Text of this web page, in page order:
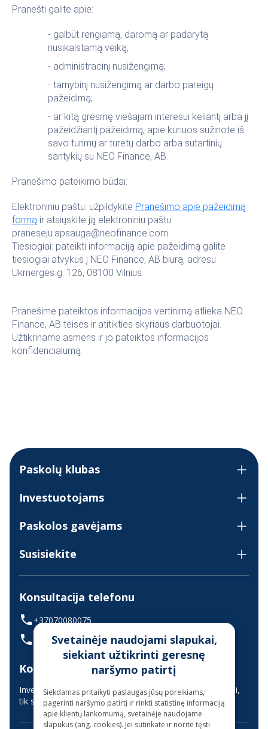
Pranešti galite apie:
- galbūt rengiamą, daromą ar padarytą
nusikalstamą veiką;
- administracinį nusižengimą;
- tarnybinį nusižengimą ar darbo pareigų
pažeidimą;
- ar kitą grėsmę viešajam interesui keliantį arba jį
pažeidžiantį pažeidimą, apie kuriuos sužinote iš
savo turimų ar turėtų darbo arba sutartinių
santykių su NEO Finance, AB.
Pranešimo pateikimo būdai:
Elektroniniu paštu: užpildykite Pranešimo apie pažeidimą
formą ir atsiųskite ją elektroniniu paštu
praneseju.apsauga@neofinance.com
Tiesiogiai: pateikti informaciją apie pažeidimą galite
tiesiogiai atvykus į NEO Finance, AB biurą, adresu
Ukmergės g. 126, 08100 Vilnius.
Pranešime pateiktos informacijos vertinimą atlieka NEO
Finance, AB teisės ir atitikties skyriaus darbuotojai.
Užtikriname asmens ir jo pateiktos informacijos
konfidencialumą.
Paskolų klubas
Investuotojams
Paskolos gavėjams
Susisiekite
Konsultacija telefonu
+37070080075
(skambinant iš užsienio +37068700300)
Konsultavimas gyvai
Investuotojų aptarnavimas vyksta nuotoliniu būdu (gyvai,
tik suderinus laiką iš anksto)
Svetainėje naudojami slapukai,
siekiant užtikrinti geresnę
naršymo patirtį
Siekdamas pritaikyti paslaugas jūsų poreikiams,
pagerinti naršymo patirtį ir rinkti statistinę informaciją
apie klientų lankomumą, svetainėje naudojame
slapukus (ang. cookies). Jei sutinkate ir norite tęsti